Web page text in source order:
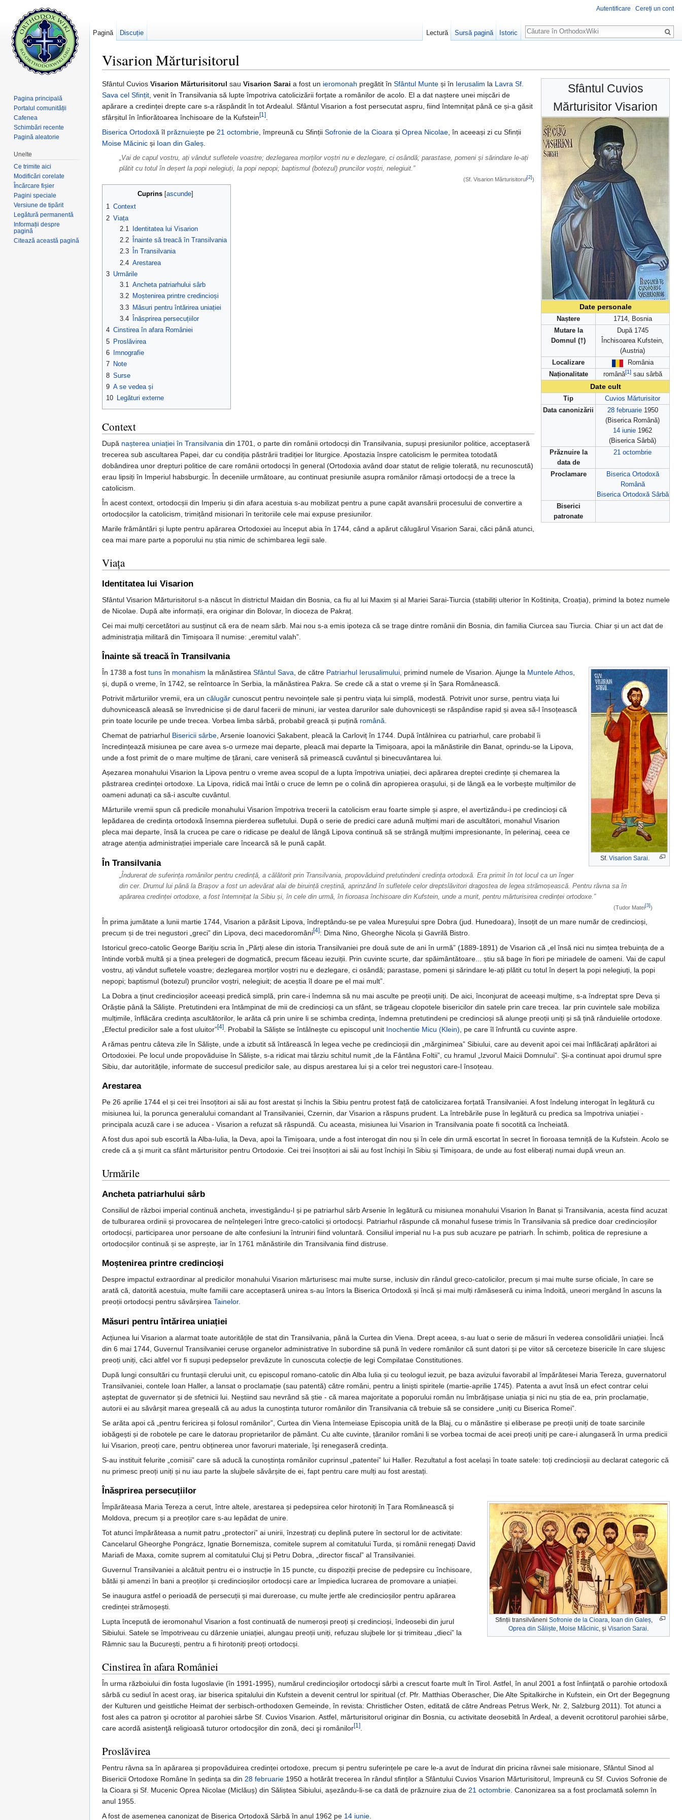
Visarion Mărturisitorul
Sfântul Cuvios
Mărturisitor Visarion
Date personale
Naștere
1714, Bosnia
Mutare la
Domnul (†)
După 1745
Închisoarea Kufstein,
(Austria)
Localizare
România
Naționalitate
română[1]sau sârbă
Date cult
Tip Cuvios Mărturisitor
Data canonizării
28 februarie1950
(Biserica Română)
14 iunie 1962
(Biserica Sârbă)
Prăznuire la
data de
21 octombrie
Proclamare
Biserica Ortodoxă
Română
Biserica Ortodoxă Sârbă
Biserici
patronate
Sfântul Cuvios Visarion Mărturisitorul sau Visarion Sarai a fost un ieromonah pregătit în Sfântul Munte și în Ierusalim la Lavra Sf.
Sava cel Sfințit, venit în Transilvania să lupte împotriva catolicizării forțate a românilor de acolo. El a dat naștere unei mișcări de
apărare a credinței drepte care s-a răspândit în tot Ardealul. Sfântul Visarion a fost persecutat aspru, fiind întemnițat până ce și-a găsit
sfârșitul în înfiorătoarea închisoare de la Kufstein[1].
Biserica Ortodoxă îl prăznuiește pe 21 octombrie, împreună cu Sfinții Sofronie de la Cioara și Oprea Nicolae, în aceeași zi cu Sfinții
Moise Măcinic și Ioan din Galeș.
„Vai de capul vostru, ați vândut sufletele voastre; dezlegarea morților voștri nu e dezlegare, ci osândă; parastase, pomeni și sărindare le-ați
plătit cu totul în deșert la popi nelegiuți, la popi nepopi; baptismul (botezul) pruncilor voștri, nelegiuit.”
(Sf. Visarion Mărturisitorul [2])
Cuprins ascunde
1 Context
2 Viața
2.1
Identitatea lui Visarion
2.2
Înainte să treacă în Transilvania
2.3
În Transilvania
2.4 Arestarea
3 Urmările
3.1 Ancheta patriarhului sârb
3.2
Moștenirea printre credincioși
3.3 Măsuri pentru întărirea uniației
3.4
Înăsprirea persecuțiilor
4 Cinstirea în afara României
5 Proslăvirea
6
Imnografie
7 Note
8 Surse
9 A se vedea și
10 Legături externe
Context
După nașterea uniației în Transilvania din 1701, o parte din românii ortodocși din Transilvania, supuși presiunilor politice, acceptaseră
trecerea sub ascultarea Papei, dar cu condiția păstrării tradiției lor liturgice. Apostazia înspre catolicism le permitea totodată
dobândirea unor drepturi politice de care românii ortodocși în general (Ortodoxia având doar statut de religie tolerată, nu recunoscută)
erau lipsiți în Imperiul habsburgic. În deceniile următoare, au continuat presiunile asupra românilor rămași ortodocși de a trece la
catolicism.
În acest context, ortodocșii din Imperiu și din afara acestuia s-au mobilizat pentru a pune capăt avansării procesului de convertire a
ortodocșilor la catolicism, trimițând misionari în teritoriile cele mai expuse presiunilor.
Marile frământări și lupte pentru apărarea Ortodoxiei au început abia în 1744, când a apărut călugărul Visarion Sarai, căci până atunci,
cea mai mare parte a poporului nu știa nimic de schimbarea legii sale.
Viața
Identitatea lui Visarion
Sfântul Visarion Mărturisitorul s-a născut în districtul Maidan din Bosnia, ca fiu al lui Maxim și al Mariei Sarai-Tiurcia (stabiliți ulterior în Koštinița, Croația), primind la botez numele
de Nicolae. După alte informații, era originar din Bolovar, în dioceza de Pakraț.
Cei mai mulți cercetători au susținut că era de neam sârb. Mai nou s-a emis ipoteza că se trage dintre românii din Bosnia, din familia Ciurcea sau Tiurcia. Chiar și un act dat de
administrația militară din Timișoara îl numise: „eremitul valah”.
Înainte să treacă în Transilvania
Sf. Visarion Sarai.
În 1738 a fost tuns în monahism la mănăstirea Sfântul Sava, de către Patriarhul Ierusalimului, primind numele de Visarion. Ajunge la Muntele Athos,
și, după o vreme, în 1742, se reîntoarce în Serbia, la mănăstirea Pakra. Se crede că a stat o vreme și în Șara Românească.
Potrivit mărturiilor vremii, era un călugăr cunoscut pentru nevoințele sale și pentru viața lui simplă, modestă. Potrivit unor surse, pentru viața lui
duhovnicească aleasă se învrednicise și de darul facerii de minuni, iar vestea darurilor sale duhovnicești se răspândise rapid și avea să-l însoțească
prin toate locurile pe unde trecea. Vorbea limba sârbă, probabil greacă și puțină română.
Chemat de patriarhul Bisericii sârbe, Arsenie Ioanovici Șakabent, pleacă la Carloviț în 1744. După întâlnirea cu patriarhul, care probabil îi
încredințează misiunea pe care avea s-o urmeze mai departe, pleacă mai departe la Timișoara, apoi la mănăstirile din Banat, oprindu-se la Lipova,
unde a fost primit de o mare mulțime de țărani, care veniseră să primească cuvântul și binecuvântarea lui.
Așezarea monahului Visarion la Lipova pentru o vreme avea scopul de a lupta împotriva uniației, deci apărarea dreptei credințe și chemarea la
păstrarea credinței ortodoxe. La Lipova, ridică mai întâi o cruce de lemn pe o colină din apropierea orașului, și de lângă ea le vorbește mulțimilor de
oameni adunați ca să-i asculte cuvântul.
Mărturiile vremii spun că predicile monahului Visarion împotriva trecerii la catolicism erau foarte simple și aspre, el avertizându-i pe credincioși că
lepădarea de credința ortodoxă însemna pierderea sufletului. După o serie de predici care adună mulțimi mari de ascultători, monahul Visarion
pleca mai departe, însă la crucea pe care o ridicase pe dealul de lângă Lipova continuă să se strângă mulțimi impresionante, în pelerinaj, ceea ce
atrage atenția administrației imperiale care încearcă să le pună capăt.
În Transilvania
„Îndurerat de suferința românilor pentru credință, a călătorit prin Transilvania, propovăduind pretutindeni credința ortodoxă. Era primit în tot locul ca un înger
din cer. Drumul lui până la Brașov a fost un adevărat alai de biruință creștină, aprinzând în sufletele celor dreptslăvitori dragostea de legea strămoșească. Pentru râvna sa în
apărarea credinței ortodoxe, a fost întemnițat la Sibiu și, în cele din urmă, în fioroasa închisoare din Kufstein, unde a murit, pentru mărturisirea credinței ortodoxe.”
(Tudor Matei[3])
În prima jumătate a lunii martie 1744, Visarion a părăsit Lipova, îndreptându-se pe valea Mureșului spre Dobra (jud. Hunedoara), însoțit de un mare număr de credincioși,
precum și de trei negustori „greci” din Lipova, deci macedoromâni[4]: Dima Nino, Gheorghe Nicola și Gavrilă Bistro.
Istoricul greco-catolic George Barițiu scria în „Părți alese din istoria Transilvaniei pre două sute de ani în urmă” (1889-1891) de Visarion că „el însă nici nu simțea trebuința de a
întinde vorbă multă și a ținea prelegeri de dogmatică, precum făceau iezuiții. Prin cuvinte scurte, dar spăimântătoare... știu să bage în fiori pe miriadele de oameni. Vai de capul
vostru, ați vândut sufletele voastre; dezlegarea morților voștri nu e dezlegare, ci osândă; parastase, pomeni și sărindare le-ați plătit cu totul în deșert la popi nelegiuți, la popi
nepopi; baptismul (botezul) pruncilor voștri, nelegiuit; de aceștia îl doare pe el mai mult”.
La Dobra a ținut credincioșilor aceeași predică simplă, prin care-i îndemna să nu mai asculte pe preoții uniți. De aici, înconjurat de aceeași mulțime, s-a îndreptat spre Deva și
Orăștie până la Săliște. Pretutindeni era întâmpinat de mii de credincioși ca un sfânt, se trăgeau clopotele bisericilor din satele prin care trecea. Iar prin cuvintele sale mobiliza
mulțimile, înflăcăra credința ascultătorilor, le arăta că prin unire li se schimba credința, îndemna pretutindeni pe credincioși să alunge preoții uniți și să țină rânduielile ortodoxe.
„Efectul predicilor sale a fost uluitor”[4] . Probabil la Săliște se întâlnește cu episcopul unit Inochentie Micu (Klein) , pe care îl înfruntă cu cuvinte aspre.
A rămas pentru câteva zile în Săliște, unde a izbutit să întărească în legea veche pe credincioșii din „mărginimea” Sibiului, care au devenit apoi cei mai înflăcărați apărători ai
Ortodoxiei. Pe locul unde propovăduise în Săliște, s-a ridicat mai târziu schitul numit „de la Fântâna Foltii”, cu hramul „Izvorul Maicii Domnului”. Și-a continuat apoi drumul spre
Sibiu, dar autoritățile, informate de succesul predicilor sale, au dispus arestarea lui și a celor trei negustori care-l însoțeau.
Arestarea
Pe 26 aprilie 1744 el și cei trei însoțitori ai săi au fost arestat și închis la Sibiu pentru protest față de catolicizarea forțată Transilvaniei. A fost îndelung interogat în legătură cu
misiunea lui, la porunca generalului comandant al Transilvaniei, Czernin, dar Visarion a răspuns prudent. La întrebările puse în legătură cu predica sa împotriva uniației -
principala acuză care i se aducea - Visarion a refuzat să răspundă. Cu aceasta, misiunea lui Visarion in Transilvania poate fi socotită ca încheiată.
A fost dus apoi sub escortă la Alba-Iulia, la Deva, apoi la Timișoara, unde a fost interogat din nou și în cele din urmă escortat în secret în fioroasa temniță de la Kufstein. Acolo se
crede că a și murit ca sfânt mărturisitor pentru Ortodoxie. Cei trei însoțitori ai săi au fost închiși în Sibiu și Timișoara, de unde au fost eliberați numai după vreun an.
Urmările
Ancheta patriarhului sârb
Consiliul de război imperial continuă ancheta, investigându-l și pe patriarhul sârb Arsenie în legătură cu misiunea monahului Visarion în Banat și Transilvania, acesta fiind acuzat
de tulburarea ordinii și provocarea de neînțelegeri între greco-catolici și ortodocși. Patriarhul răspunde că monahul fusese trimis în Transilvania să predice doar credincioșilor
ortodocși, participarea unor persoane de alte confesiuni la întruniri fiind voluntară. Consiliul imperial nu l-a pus sub acuzare pe patriarh. În schimb, politica de represiune a
ortodocșilor continuă și se asprește, iar în 1761 mănăstirile din Transilvania fiind distruse.
Moștenirea printre credincioși
Despre impactul extraordinar al predicilor monahului Visarion mărturisesc mai multe surse, inclusiv din rândul greco-catolicilor, precum și mai multe surse oficiale, în care se
arată că, datorită acestuia, multe familii care acceptaseră unirea s-au întors la Biserica Ortodoxă și încă și mai mulți rămăseseră cu inima îndoită, uneori mergând în ascuns la
preoții ortodocși pentru săvârșirea Tainelor.
Măsuri pentru întărirea uniației
Acțiunea lui Visarion a alarmat toate autoritățile de stat din Transilvania, până la Curtea din Viena. Drept aceea, s-au luat o serie de măsuri în vederea consolidării uniației. Încă
din 6 mai 1744, Guvernul Transilvaniei ceruse organelor administrative în subordine să pună în vedere românilor că sunt datori și pe viitor să cerceteze bisericile în care slujesc
preoți uniți, căci altfel vor fi supuși pedepselor prevăzute în cunoscuta colecție de legi Compilatae Constitutiones.
După lungi consultări cu fruntașii clerului unit, cu episcopul romano-catolic din Alba Iulia și cu teologul iezuit, pe baza avizului favorabil al împărătesei Maria Tereza, guvernatorul
Transilvaniei, contele Ioan Haller, a lansat o proclamație (sau patentă) către români, pentru a liniști spiritele (martie-aprilie 1745). Patenta a avut însă un efect contrar celui
așteptat de guvernator și de sfetnicii lui. Neștiind sau nevrând să știe - că marea majoritate a poporului român nu îmbrățișase uniația și nici nu știa de ea, prin proclamație,
autorii ei au săvârșit marea greșeală că au adus la cunoștința tuturor românilor din Transilvania că trebuie să se considere „uniți cu Biserica Romei”.
Se arăta apoi că „pentru fericirea și folosul românilor”, Curtea din Viena întemeiase Episcopia unită de la Blaj, cu o mănăstire și eliberase pe preoții uniți de toate sarcinile
iobăgești și de robotele pe care le datorau proprietarilor de pământ. Cu alte cuvinte, țăranilor români li se vorbea tocmai de acei preoți uniți pe care-i alungaseră în urma predicii
lui Visarion, preoți care, pentru obținerea unor favoruri materiale, îşi renegaseră credința.
S-au instituit felurite „comisii” care să aducă la cunoștința românilor cuprinsul „patentei” lui Haller. Rezultatul a fost același în toate satele: toți credincioșii au declarat categoric că
nu primesc preoți uniți și nu iau parte la slujbele săvârșite de ei, fapt pentru care mulți au fost arestați.
Înăsprirea persecuțiilor
Sfinții transilvăneni Sofronie de la Cioara, Ioan din Galeș,
Oprea din Săliște, Moise Măcinic, și Visarion Sarai.
Împărăteasa Maria Tereza a cerut, între altele, arestarea și pedepsirea celor hirotoniți în Țara Românească și
Moldova, precum și a preoților care s-au lepădat de unire.
Tot atunci împărăteasa a numit patru „protectori” ai unirii, înzestrați cu deplină putere în sectorul lor de activitate:
Cancelarul Gheorghe Pongrácz, Ignatie Bornemisza, comitele suprem al comitatului Turda, și românii renegați David
Mariafi de Maxa, comite suprem al comitatului Cluj și Petru Dobra, „director fiscal” al Transilvaniei.
Guvernul Transilvaniei a alcătuit pentru ei o instrucție în 15 puncte, cu dispoziții precise de pedepsire cu închisoare,
bătăi și amenzi în bani a preoților și credincioșilor ortodocși care ar împiedica lucrarea de promovare a uniației.
Se inaugura astfel o perioadă de persecuții și mai dureroase, cu multe jertfe ale credincioșilor pentru apărarea
credinței strămoșești.
Lupta începută de ieromonahul Visarion a fost continuată de numeroși preoți și credincioși, îndeosebi din jurul
Sibiului. Satele se împotriveau cu dârzenie uniației, alungau preoții uniți, refuzau slujbele lor și trimiteau „dieci” la
Râmnic sau la București, pentru a fi hirotoniți preoți ortodocși.
Cinstirea în afara României
În urma războiului din fosta Iugoslavie (în 1991-1995), numărul credincioşilor ortodocşi sârbi a crescut foarte mult în Tirol. Astfel, în anul 2001 a fost înfiinţată o parohie ortodoxă
sârbă cu sediul în acest oraş, iar biserica spitalului din Kufstein a devenit centrul lor spiritual (cf. Pfr. Matthias Oberascher, Die Alte Spitalkirche in Kufstein, ein Ort der Begegnung
der Kulturen und geistliche Heimat der serbisch-orthodoxen Gemeinde, în revista: Christlicher Osten, editată de către Andreas Petrus Werk, Nr. 2, Salzburg 2011). Tot atunci a
fost ales ca patron şi ocrotitor al parohiei sârbe Sf. Cuvios Visarion. Astfel, mărturisitorul originar din Bosnia, cu activitate deosebită în Ardeal, a devenit ocrotitorul parohiei sârbe,
care acordă asistenţă religioasă tuturor ortodocşilor din zonă, deci şi românilor[1]
Proslăvirea
Pentru râvna sa în apărarea și propovăduirea credinței ortodoxe, precum și pentru suferințele pe care le-a avut de îndurat din pricina râvnei sale misionare, Sfântul Sinod al
Bisericii Ortodoxe Române în ședința sa din 28 februarie 1950 a hotărât trecerea în rândul sfinților a Sfântului Cuvios Visarion Mărturisitorul, împreună cu Sf. Cuvios Sofronie de
la Cioara și Sf. Mucenic Oprea Nicolae (Miclăuș) din Săliștea Sibiului, așezându-li-se ca dată de prăznuire ziua de 21 octombrie . Canonizarea sa a fost proclamată solemn în
anul 1955.
A fost de asemenea canonizat de Biserica Ortodoxă Sârbă în anul 1962 pe 14 iunie
Autentificare Cereți un cont
Pagină Discuție Lectură Sursă pagină Istoric
Căutare
Pagina principală
Portalul comunității
Cafenea
Schimbări recente
Pagină aleatorie
Unelte
Ce trimite aici
Modificări corelate
Încărcare fișier
Pagini speciale
Versiune de tipărit
Legătură permanentă
Informații despre
pagină
Citează această pagină